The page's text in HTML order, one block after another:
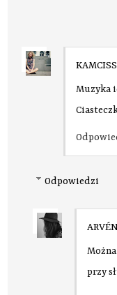
KAMCISS
Muzyka
Odpowiedzi
przy